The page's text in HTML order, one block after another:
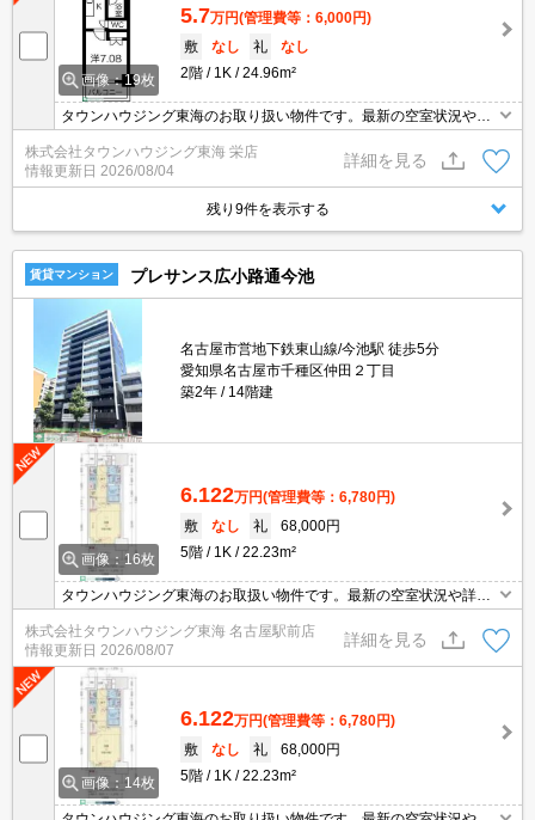
画像：19枚
5.7万円(管理費等：6,000円)
敷
なし 礼
なし
2階
1K 24.96m²
タウンハウジング東海のお取り扱い物件です。最新の空室状況やの
詳細などお気軽にお問い合わせ下さい。
株式会社タウンハウジング東海 栄店
情報更新日 2026/08/04
詳細を見る
残り9件を表示する
賃貸マンション プレサンス広小路通今池
名古屋市営地下鉄東山線/今池駅 徒歩5分
愛知県名古屋市千種区仲田２丁目
築2年
14階建
画像：16枚
6.122万円(管理費等：6,780円)
敷
なし 礼
68,000円
5階
1K 22.23m²
タウンハウジング東海のお取扱い物件です。最新の空室状況や詳細
などお気軽にお問い合わせください。
株式会社タウンハウジング東海 名古屋駅前店
情報更新日 2026/08/07
詳細を見る
画像：14枚
6.122万円(管理費等：6,780円)
敷
なし 礼
68,000円
5階
1K 22.23m²